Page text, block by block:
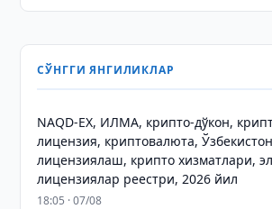
СЎНГГИ ЯНГИЛИКЛАР
NAQD-EX, ИЛМА, крипто-дўкон,
лицензия, криптовалюта,
лицензиялаш, крипто хизматлари,
лицензиялар реестри, 2026 йил
18:05 · 07/08